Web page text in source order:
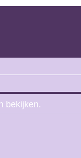
bekijken.